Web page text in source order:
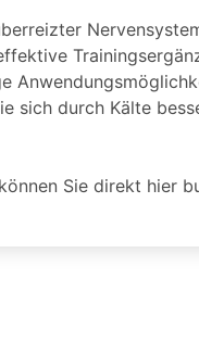
sich durch Kälte
Sie direkt hier